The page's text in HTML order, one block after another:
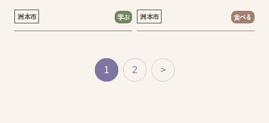
洲本市 学ぶ 洲本市 食べる
1 2 >